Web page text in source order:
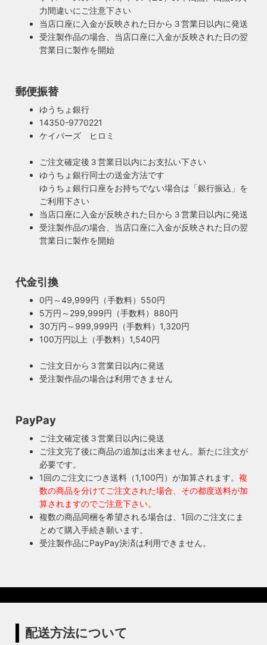
イルでの提案にこだわっています。
◆もっと詳しく見る
もしもの時も安心・製作担当者が修理を行いま
ご購入頂いた照明がもしも故障した場合は、すぐに当店にご
連絡ください！ハンドメイド照明やアンティーク照明は修理
人が責任をもって修理にあたります。造ったりカスタムした
本人だからこそ分かる不具合を見逃しません。
100年近く前のソケットも復活・特殊な絶縁体
ト。何十年、時には100年近く前のソケットシェルを使うこ
ともあります。ところが100年近く前のソケットに使われて
いたインシュレーター（絶縁体）はご覧の通り炭化してボロ
ボロに。当店では専門機関に依頼し、特殊カーボンを使いオ
リジナルのインシュレーターを製造しました。これで100年
近く前のソケットも安心してお使い頂けます。
力間違いにご注意下さい
当店口座に入金が反映された日から３営業日以内に発送
受注製作品の場合、当店口座に入金が反映された日の翌
営業日に製作を開始
郵便振替
ゆうちょ銀行
14350-9770221
ケイパーズ ヒロミ
ご注文確定後３営業日以内にお支払い下さい
ゆうちょ銀行同士の送金方法です
ゆうちょ銀行口座をお持ちでない場合は「銀行振込」を
ご利用下さい
当店口座に入金が反映された日から３営業日以内に発送
受注製作品の場合、当店口座に入金が反映された日の翌
営業日に製作を開始
代金引換
0円～49,999円（手数料）550円
5万円～299,999円（手数料）880円
30万円～999,999円（手数料）1,320円
100万円以上（手数料）1,540円
ご注文日から３営業日以内に発送
受注製作品の場合は利用できません
PayPay
ご注文確定後３営業日以内に発送
ご注文完了後に商品の追加は出来ません。新たに注文が
必要です。
1回のご注文につき送料（1,100円）が加算されます。 複
数の商品を分けてご注文された場合、その都度送料が加
算されますのでご注意下さい。
複数の商品同梱を希望される場合は、1回のご注文にま
とめて購入手続き願います。
受注製作品にPayPay決済は利用できません。
配送方法について